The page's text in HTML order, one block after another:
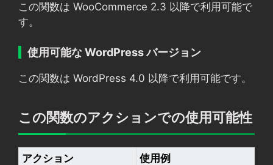
この関数は WooCommerce 2.3 以降で利用可能で
す。
使用可能な WordPress バージョン
この関数は WordPress 4.0 以降で利用可能です。
この関数のアクションでの使用可能性
アクション
使用例